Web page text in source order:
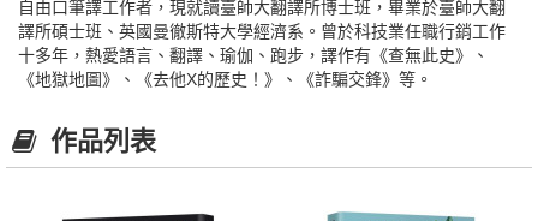
自由口筆譯工作者，現就讀臺師大翻譯所博士班，畢業於臺師大翻
譯所碩士班、英國曼徹斯特大學經濟系。曾於科技業任職行銷工作
十多年，熱愛語言、翻譯、瑜伽、跑步，譯作有《查無此史》、
《地獄地圖》、《去他X的歷史！》、《詐騙交鋒》等。
作品列表